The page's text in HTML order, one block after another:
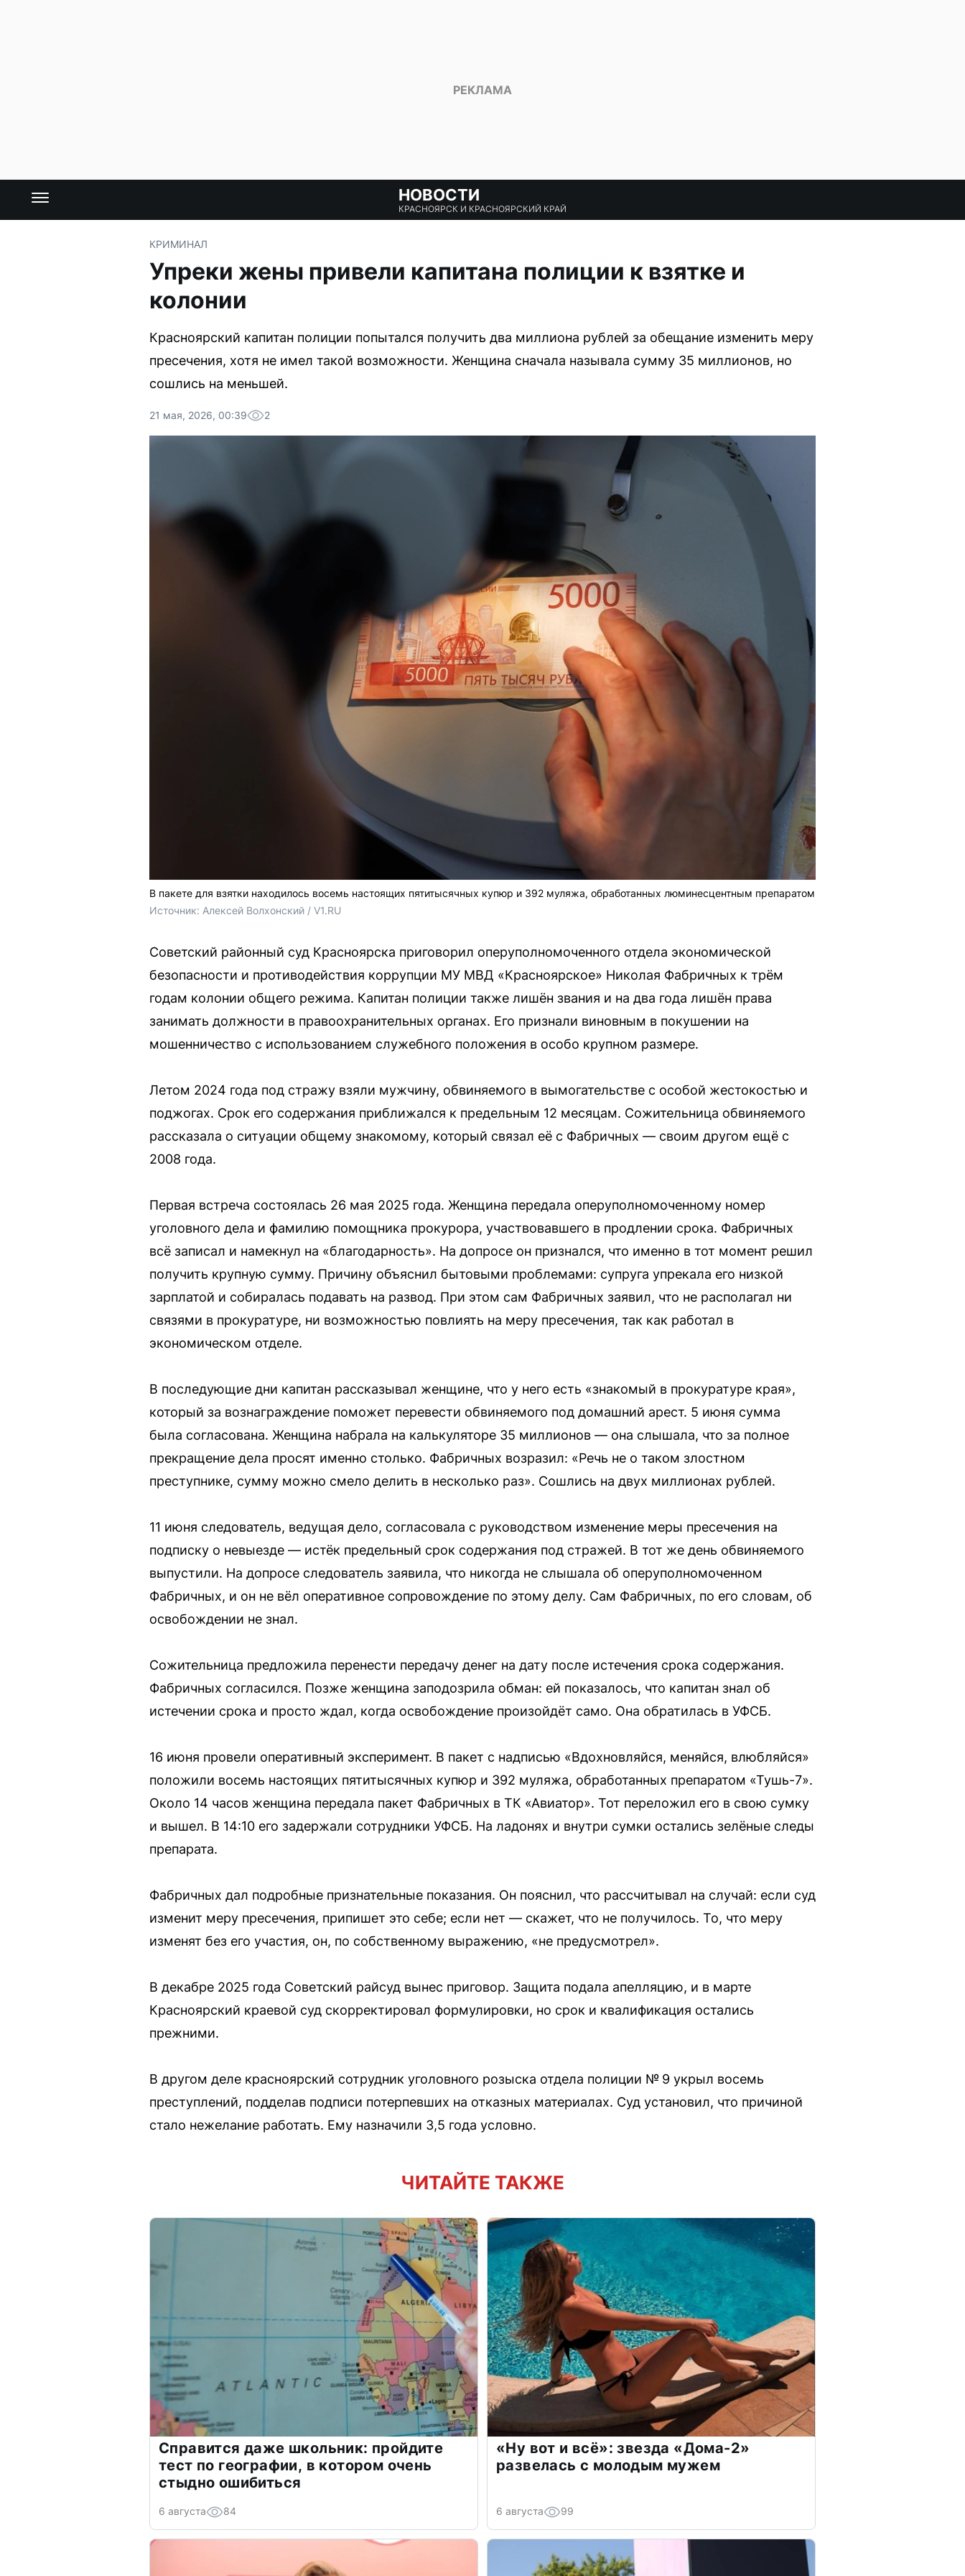
НОВОСТИ
КРАСНОЯРСК И КРАСНОЯРСКИЙ КРАЙ
КРИМИНАЛ
Упреки жены привели капитана полиции к взятке и
колонии
Красноярский капитан полиции попытался получить два миллиона рублей за обещание изменить меру
пресечения, хотя не имел такой возможности. Женщина сначала называла сумму 35 миллионов, но
сошлись на меньшей.
21 мая, 2026, 00:39 2
В пакете для взятки находилось восемь настоящих пятитысячных купюр и 392 муляжа, обработанных люминесцентным препаратом
Источник: Алексей Волхонский / V1.RU
Советский районный суд Красноярска приговорил оперуполномоченного отдела экономической
безопасности и противодействия коррупции МУ МВД «Красноярское» Николая Фабричных к трём
годам колонии общего режима. Капитан полиции также лишён звания и на два года лишён права
занимать должности в правоохранительных органах. Его признали виновным в покушении на
мошенничество с использованием служебного положения в особо крупном размере.
Летом 2024 года под стражу взяли мужчину, обвиняемого в вымогательстве с особой жестокостью и
поджогах. Срок его содержания приближался к предельным 12 месяцам. Сожительница обвиняемого
рассказала о ситуации общему знакомому, который связал её с Фабричных — своим другом ещё с
2008 года.
Первая встреча состоялась 26 мая 2025 года. Женщина передала оперуполномоченному номер
уголовного дела и фамилию помощника прокурора, участвовавшего в продлении срока. Фабричных
всё записал и намекнул на «благодарность». На допросе он признался, что именно в тот момент решил
получить крупную сумму. Причину объяснил бытовыми проблемами: супруга упрекала его низкой
зарплатой и собиралась подавать на развод. При этом сам Фабричных заявил, что не располагал ни
связями в прокуратуре, ни возможностью повлиять на меру пресечения, так как работал в
экономическом отделе.
В последующие дни капитан рассказывал женщине, что у него есть «знакомый в прокуратуре края»,
который за вознаграждение поможет перевести обвиняемого под домашний арест. 5 июня сумма
была согласована. Женщина набрала на калькуляторе 35 миллионов — она слышала, что за полное
прекращение дела просят именно столько. Фабричных возразил: «Речь не о таком злостном
преступнике, сумму можно смело делить в несколько раз». Сошлись на двух миллионах рублей.
11 июня следователь, ведущая дело, согласовала с руководством изменение меры пресечения на
подписку о невыезде — истёк предельный срок содержания под стражей. В тот же день обвиняемого
выпустили. На допросе следователь заявила, что никогда не слышала об оперуполномоченном
Фабричных, и он не вёл оперативное сопровождение по этому делу. Сам Фабричных, по его словам, об
освобождении не знал.
Сожительница предложила перенести передачу денег на дату после истечения срока содержания.
Фабричных согласился. Позже женщина заподозрила обман: ей показалось, что капитан знал об
истечении срока и просто ждал, когда освобождение произойдёт само. Она обратилась в УФСБ.
16 июня провели оперативный эксперимент. В пакет с надписью «Вдохновляйся, меняйся, влюбляйся»
положили восемь настоящих пятитысячных купюр и 392 муляжа, обработанных препаратом «Тушь-7».
Около 14 часов женщина передала пакет Фабричных в ТК «Авиатор». Тот переложил его в свою сумку
и вышел. В 14:10 его задержали сотрудники УФСБ. На ладонях и внутри сумки остались зелёные следы
препарата.
Фабричных дал подробные признательные показания. Он пояснил, что рассчитывал на случай: если суд
изменит меру пресечения, припишет это себе; если нет — скажет, что не получилось. То, что меру
изменят без его участия, он, по собственному выражению, «не предусмотрел».
В декабре 2025 года Советский райсуд вынес приговор. Защита подала апелляцию, и в марте
Красноярский краевой суд скорректировал формулировки, но срок и квалификация остались
прежними.
В другом деле красноярский сотрудник уголовного розыска отдела полиции № 9 укрыл восемь
преступлений, подделав подписи потерпевших на отказных материалах. Суд установил, что причиной
стало нежелание работать. Ему назначили 3,5 года условно.
ЧИТАЙТЕ ТАКЖЕ
Справится даже школьник: пройдите
тест по географии, в котором очень
стыдно ошибиться
6 августа 84
«Ну вот и всё»: звезда «Дома-2»
развелась с молодым мужем
6 августа 99